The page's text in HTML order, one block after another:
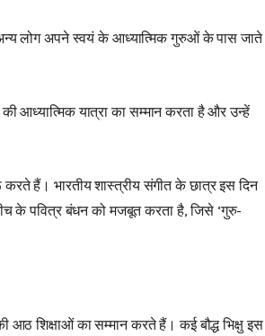
लोग अपने स्वयं के आध्यात्मिक गुरुओं के पास जाते
आध्यात्मिक यात्रा का सम्मान करता है और उन्हें
हैं। भारतीय शास्त्रीय संगीत के छात्र इस दिन
के पवित्र बंधन को मजबूत करता है, जिसे ‘गुरु-
आठ शिक्षाओं का सम्मान करते हैं। कई बौद्ध भिक्षु इस